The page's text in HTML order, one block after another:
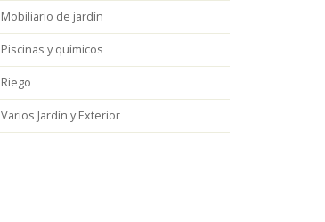
Mobiliario de jardín
Piscinas y químicos
Riego
Varios Jardín y Exterior